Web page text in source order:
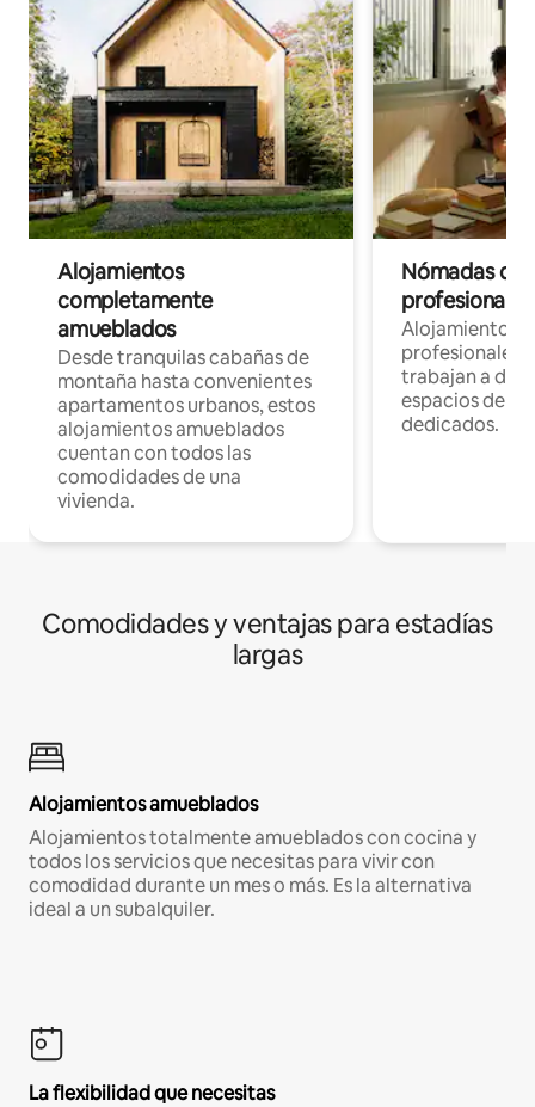
Alojamientos
completamente
amueblados
Desde tranquilas cabañas de
montaña hasta convenientes
apartamentos urbanos, estos
alojamientos amueblados
cuentan con todos las
comodidades de una
vivienda.
Nómadas
Alojamientos
profesionales
trabajan a
espacios de
dedicados.
Comodidades y ventajas para estadías
largas
Alojamientos amueblados
Alojamientos totalmente amueblados con cocina y
todos los servicios que necesitas para vivir con
comodidad durante un mes o más. Es la alternativa
ideal a un subalquiler.
La flexibilidad que necesitas